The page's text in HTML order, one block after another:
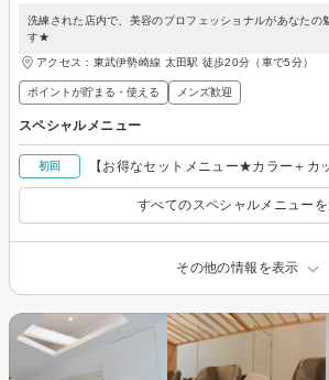
洗練された店内で、美容のプロフェッショナルがあなたの
す★
アクセス：東武伊勢崎線 太田駅 徒歩20分（車で5分）
ポイントが貯まる・使える メンズ歓迎
スペシャルメニュー
初回 【お得なセットメニュー★カラー＋カ
すべてのスペシャルメニュー
その他の情報を表示